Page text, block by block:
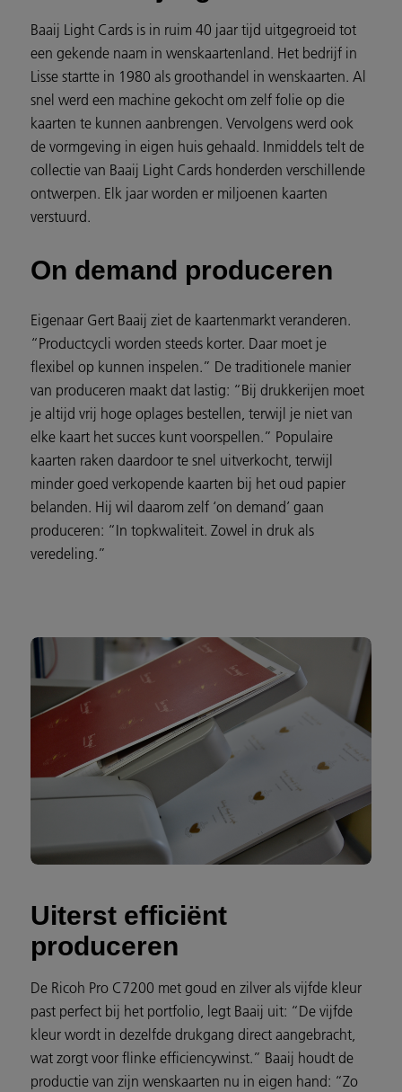
Baaij Light Cards is in ruim 40 jaar tijd uitgegroeid tot
een gekende naam in wenskaartenland. Het bedrijf in
Lisse startte in 1980 als groothandel in wenskaarten. Al
snel werd een machine gekocht om zelf folie op die
kaarten te kunnen aanbrengen. Vervolgens werd ook
de vormgeving in eigen huis gehaald. Inmiddels telt de
collectie van Baaij Light Cards honderden verschillende
ontwerpen. Elk jaar worden er miljoenen kaarten
verstuurd.
On demand produceren
Eigenaar Gert Baaij ziet de kaartenmarkt veranderen.
“Productcycli worden steeds korter. Daar moet je
flexibel op kunnen inspelen.” De traditionele manier
van produceren maakt dat lastig: “Bij drukkerijen moet
je altijd vrij hoge oplages bestellen, terwijl je niet van
elke kaart het succes kunt voorspellen.” Populaire
kaarten raken daardoor te snel uitverkocht, terwijl
minder goed verkopende kaarten bij het oud papier
belanden. Hij wil daarom zelf ‘on demand’ gaan
produceren: “In topkwaliteit. Zowel in druk als
veredeling.”
Uiterst efficiënt
produceren
De Ricoh Pro C7200 met goud en zilver als vijfde kleur
past perfect bij het portfolio, legt Baaij uit: “De vijfde
kleur wordt in dezelfde drukgang direct aangebracht,
wat zorgt voor flinke efficiencywinst.” Baaij houdt de
productie van zijn wenskaarten nu in eigen hand: “Zo